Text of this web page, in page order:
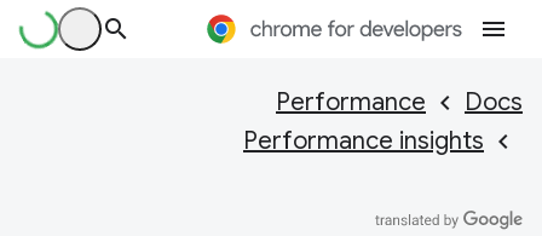
Docs
Performance
Performance insights